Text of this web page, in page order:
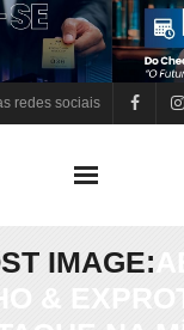
redes sociais
IMAGE:
&